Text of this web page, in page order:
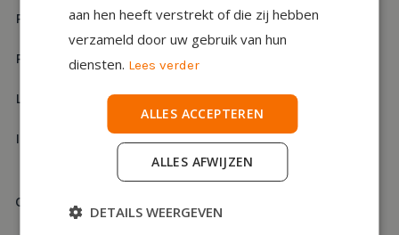
Projectinrichting
Projecten
Labels
Inspiratie
Over ons
aan hen heeft verstrekt of die zij hebben
verzameld door uw gebruik van hun
diensten. Lees verder
ALLES ACCEPTEREN
ALLES AFWIJZEN
DETAILS WEERGEVEN